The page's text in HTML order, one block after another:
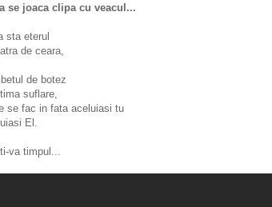
se joaca clipa cu veacul...
sta eterul
de ceara,
de botez
suflare,
se fac in fata aceluiasi tu
El.
va timpul...